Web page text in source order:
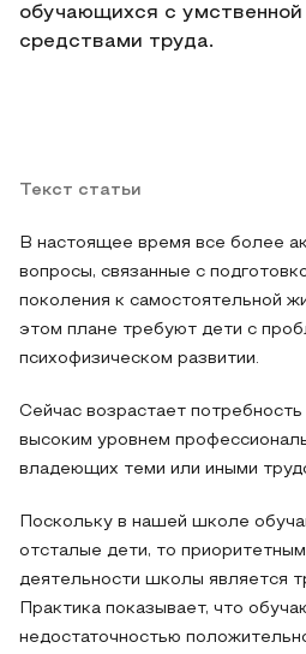
обучающихся с
средствами труда.
Текст статьи
В настоящее время все более
вопросы, связанные с
поколения к самостоятельной
этом плане требуют дети с
психофизическом развитии.
Сейчас возрастает
высоким уровнем
владеющих теми или иными
Поскольку в нашей школе
отсталые дети, то
деятельности школы является
Практика показывает, что
недостаточностью